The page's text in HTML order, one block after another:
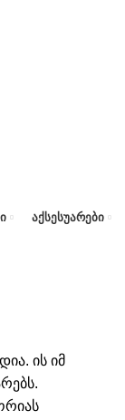
ᲐᲥᲡᲔᲡᲣᲐᲠᲔᲑᲘ
ის იმ